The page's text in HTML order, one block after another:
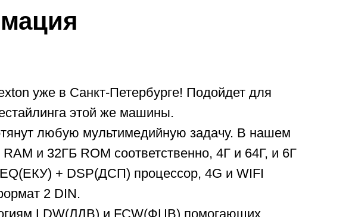
уже в Санкт-Петербурге! Подойдет для
этой же машины.
любую мультимедийную задачу. В нашем
и 32ГБ ROM соответственно, 4Г и 64Г, и 6Г
+ DSP(ДСП) процессор, 4G и WIFI
2 DIN.
LDW(ЛДВ) и FCW(ФЦВ) помогающих